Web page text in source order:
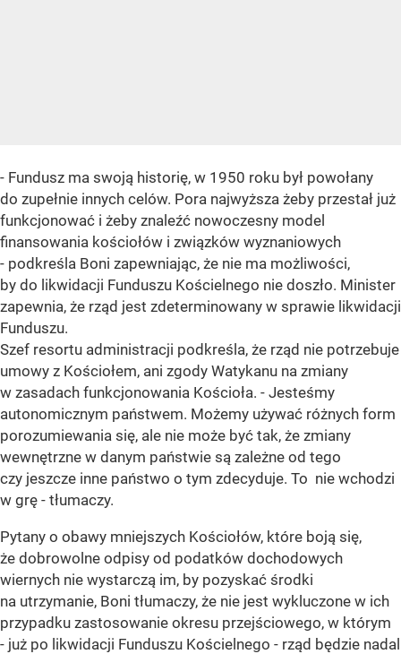
- Fundusz ma swoją historię, w 1950 roku był powołany
do zupełnie innych celów. Pora najwyższa żeby przestał już
funkcjonować i żeby znaleźć nowoczesny model
finansowania kościołów i związków wyznaniowych
- podkreśla Boni zapewniając, że nie ma możliwości,
by do likwidacji Funduszu Kościelnego nie doszło. Minister
zapewnia, że rząd jest zdeterminowany w sprawie likwidacji
Funduszu.
Szef resortu administracji podkreśla, że rząd nie potrzebuje
umowy z Kościołem, ani zgody Watykanu na zmiany
w zasadach funkcjonowania Kościoła. - Jesteśmy
autonomicznym państwem. Możemy używać różnych form
porozumiewania się, ale nie może być tak, że zmiany
wewnętrzne w danym państwie są zależne od tego
czy jeszcze inne państwo o tym zdecyduje. To nie wchodzi
w grę - tłumaczy.
Pytany o obawy mniejszych Kościołów, które boją się,
że dobrowolne odpisy od podatków dochodowych
wiernych nie wystarczą im, by pozyskać środki
na utrzymanie, Boni tłumaczy, że nie jest wykluczone w ich
przypadku zastosowanie okresu przejściowego, w którym
- już po likwidacji Funduszu Kościelnego - rząd będzie nadal